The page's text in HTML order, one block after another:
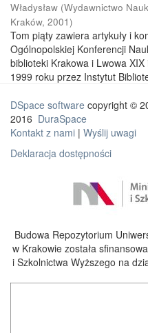
Władysław (Wydawnictwo
Kraków, 2001)
Tom piąty zawiera artykuły i
Ogólnopolskiej Konferencji
biblioteki Krakowa i Lwowa
1999 roku przez Instytut
DSpace software copyright ©
2016 DuraSpace
Kontakt z nami | Wyślij uwagi
Deklaracja dostępności
Budowa Repozytorium
w Krakowie została
i Szkolnictwa Wyższego na